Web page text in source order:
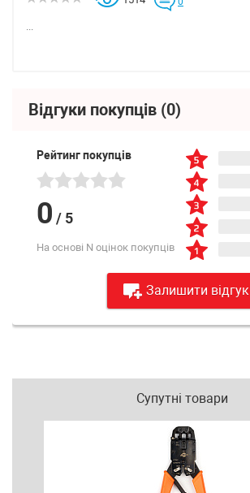
...
Відгуки покупців (0)
Рейтинг покупців
0 / 5
На основі N оцінок покупців
Залишити відгук
Супутні товари